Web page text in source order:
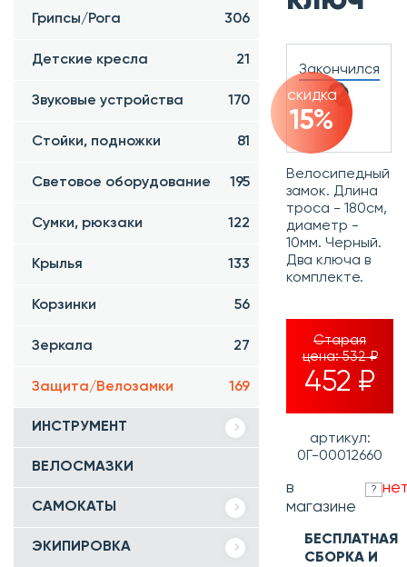
Грипсы/Рога
306
Детские кресла 21
Звуковые устройства 170
Стойки, подножки 81
Световое оборудование 195
Сумки, рюкзаки 122
Крылья 133
Корзинки 56
Зеркала 27
Защита/Велозамки 169
ИНСТРУМЕНТ
ВЕЛОСМАЗКИ
САМОКАТЫ
ЭКИПИРОВКА
Закончился
скидка
15%
Велосипедный
замок. Длина
троса - 180см,
диаметр -
10мм. Черный.
Два ключа в
комплекте.
Старая
цена:532 ₽
452 ₽
артикул:
0Г-00012660
в
магазине
?
БЕСПЛАТНАЯ
СБОРКА И